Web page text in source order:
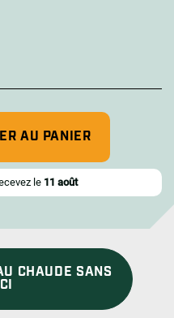
AU PANIER
le 11 août
CHAUDE SANS